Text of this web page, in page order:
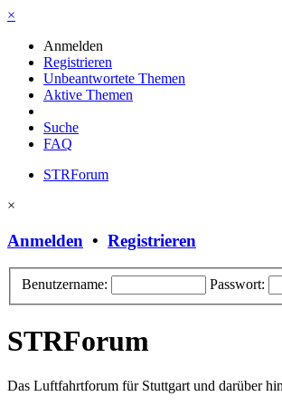
×
Anmelden
Registrieren
Unbeantwortete Themen
Aktive Themen
Suche
FAQ
STRForum
×
Anmelden • Registrieren
Benutzername: Passwort:
STRForum
Das Luftfahrtforum für Stuttgart und darüber